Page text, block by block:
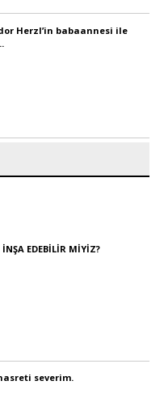
Herzl’in babaannesi ile
EDEBİLİR MİYİZ?
severim.